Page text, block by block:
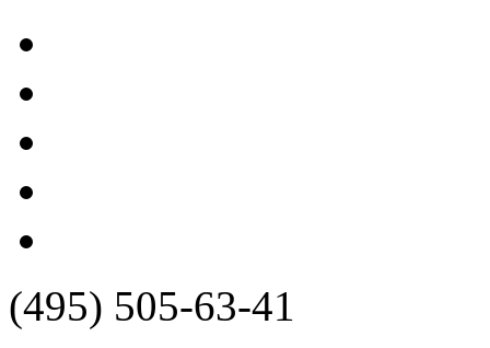
(495) 505-63-41